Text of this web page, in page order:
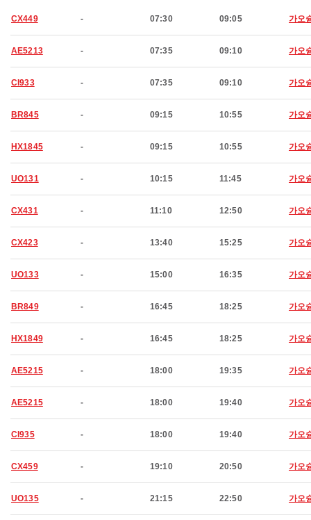
CX449 - 07:30 09:05 가오
AE5213 - 07:35 09:10 가오
CI933 - 07:35 09:10 가오
BR845 - 09:15 10:55 가오
HX1845 - 09:15 10:55 가오
UO131 - 10:15 11:45 가오
CX431 - 11:10 12:50 가오
CX423 - 13:40 15:25 가오
UO133 - 15:00 16:35 가오
BR849 - 16:45 18:25 가오
HX1849 - 16:45 18:25 가오
AE5215 - 18:00 19:35 가오
AE5215 - 18:00 19:40 가오
CI935 - 18:00 19:40 가오
CX459 - 19:10 20:50 가오
UO135 - 21:15 22:50 가오